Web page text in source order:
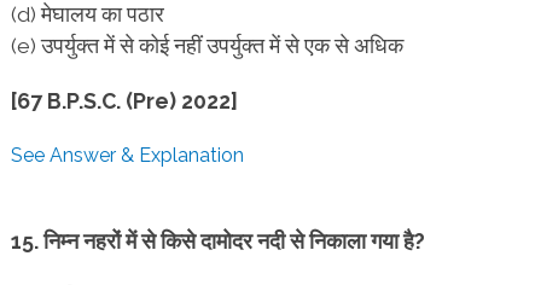
(d) मेघालय का पठार
(e) उपर्युक्त में से कोई नहीं उपर्युक्त में से एक से अधिक
[67 B.P.S.C. (Pre) 2022]
See Answer & Explanation
15. निम्न नहरों में से किसे दामोदर नदी से निकाला गया है?